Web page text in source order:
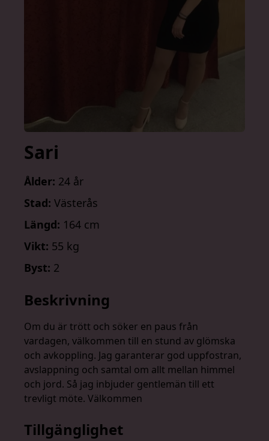
Sari
Ålder: 24 år
Stad: Västerås
Längd: 164 cm
Vikt: 55 kg
Byst: 2
Beskrivning
Om du är trött och söker en paus från
vardagen, välkommen till en stund av glömska
och avkoppling. Jag garanterar god uppfostran,
avslappning och samtal om allt mellan himmel
och jord. Så jag inbjuder gentlemän till ett
trevligt möte. Välkommen
Tillgänglighet